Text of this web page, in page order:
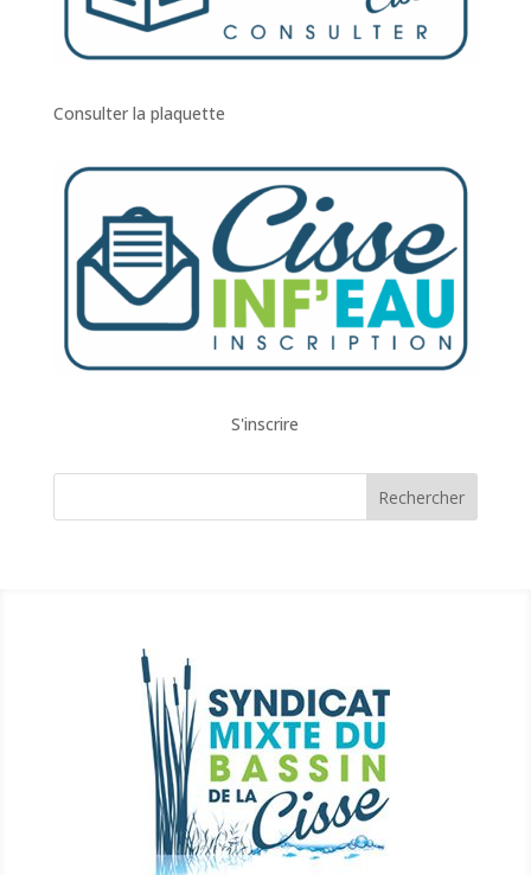
Consulter la plaquette
S'inscrire